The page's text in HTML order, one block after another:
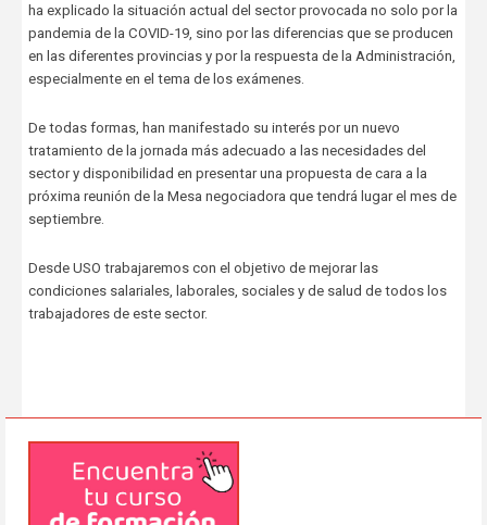
ha explicado la situación actual del sector provocada no solo por la
pandemia de la COVID-19, sino por las diferencias que se producen
en las diferentes provincias y por la respuesta de la Administración,
especialmente en el tema de los exámenes.
De todas formas, han manifestado su interés por un nuevo
tratamiento de la jornada más adecuado a las necesidades del
sector y disponibilidad en presentar una propuesta de cara a la
próxima reunión de la Mesa negociadora que tendrá lugar el mes de
septiembre.
Desde USO trabajaremos con el objetivo de mejorar las
condiciones salariales, laborales, sociales y de salud de todos los
trabajadores de este sector.